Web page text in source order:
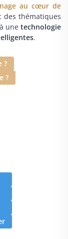
au cœur de
des thématiques
une technologie
.
?
?